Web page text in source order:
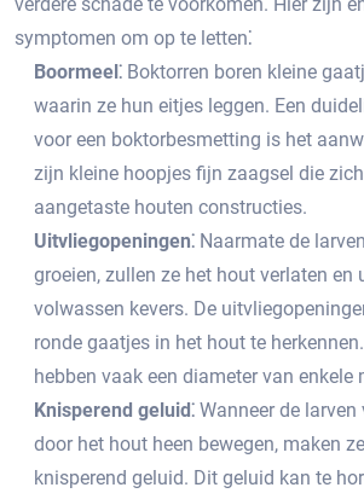
symptomen om op te letten⁚
Boormeel⁚ Boktorren boren kleine
waarin ze hun eitjes leggen.​ Een
voor een boktorbesmetting is het
zijn kleine hoopjes fijn zaagsel die
aangetaste houten constructies.​
Uitvliegopeningen⁚ Naarmate de
groeien, zullen ze het hout verlaten en
volwassen kevers.​ De
ronde gaatjes in het hout te
hebben vaak een diameter van enkele
Knisperend geluid⁚ Wanneer de
door het hout heen bewegen, maken
knisperend geluid.​ Dit geluid kan te